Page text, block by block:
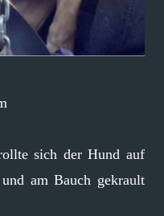
sich der Hund auf
am Bauch gekrault